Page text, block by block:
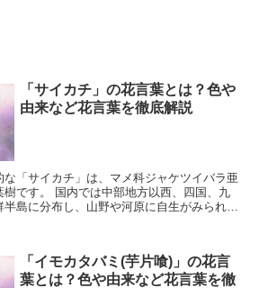
「サイカチ」の花言葉とは？色や
由来など花言葉を徹底解説
な「サイカチ」は、マメ科ジャケツイバラ亜
です。 国内では中部地方以西、四国、九
島に分布し、山野や河原に自生がみられる
「イモカタバミ(芋片喰)」の花言
葉とは？色や由来など花言葉を徹